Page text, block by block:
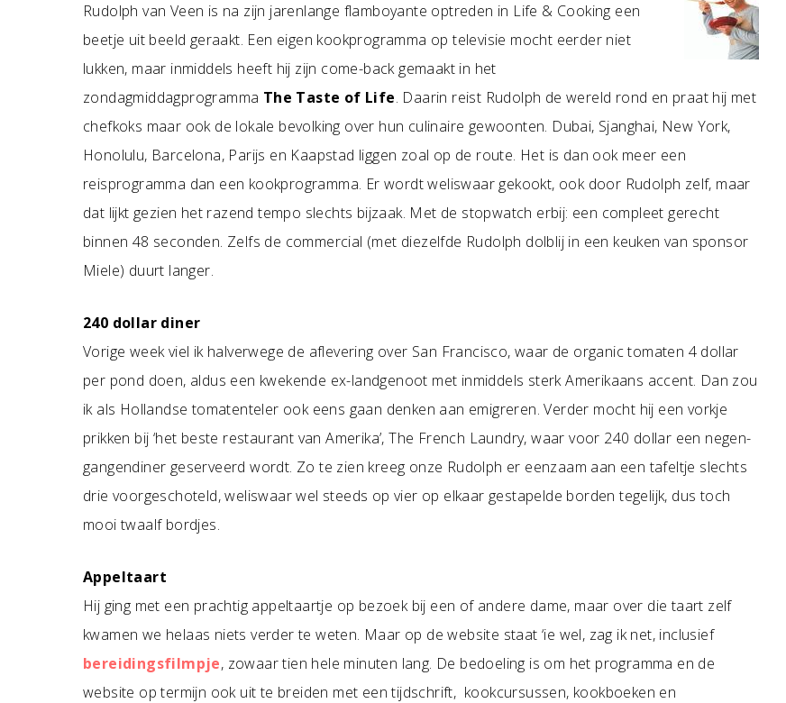
Rudolph van Veen is na zijn jarenlange flamboyante optreden in Life & Cooking een
beetje uit beeld geraakt. Een eigen kookprogramma op televisie mocht eerder niet
lukken, maar inmiddels heeft hij zijn come-back gemaakt in het
zondagmiddagprogramma The Taste of Life. Daarin reist Rudolph de wereld rond en praat hij met
chefkoks maar ook de lokale bevolking over hun culinaire gewoonten. Dubai, Sjanghai, New York,
Honolulu, Barcelona, Parijs en Kaapstad liggen zoal op de route. Het is dan ook meer een
reisprogramma dan een kookprogramma. Er wordt weliswaar gekookt, ook door Rudolph zelf, maar
dat lijkt gezien het razend tempo slechts bijzaak. Met de stopwatch erbij: een compleet gerecht
binnen 48 seconden. Zelfs de commercial (met diezelfde Rudolph dolblij in een keuken van sponsor
Miele) duurt langer.
240 dollar diner
Vorige week viel ik halverwege de aflevering over San Francisco, waar de organic tomaten 4 dollar
per pond doen, aldus een kwekende ex-landgenoot met inmiddels sterk Amerikaans accent. Dan zou
ik als Hollandse tomatenteler ook eens gaan denken aan emigreren. Verder mocht hij een vorkje
prikken bij ‘het beste restaurant van Amerika’, The French Laundry, waar voor 240 dollar een negen-
gangendiner geserveerd wordt. Zo te zien kreeg onze Rudolph er eenzaam aan een tafeltje slechts
drie voorgeschoteld, weliswaar wel steeds op vier op elkaar gestapelde borden tegelijk, dus toch
mooi twaalf bordjes.
Appeltaart
Hij ging met een prachtig appeltaartje op bezoek bij een of andere dame, maar over die taart zelf
kwamen we helaas niets verder te weten. Maar op de website staat ‘ie wel, zag ik net, inclusief
bereidingsfilmpje, zowaar tien hele minuten lang. De bedoeling is om het programma en de
website op termijn ook uit te breiden met een tijdschrift, kookcursussen, kookboeken en